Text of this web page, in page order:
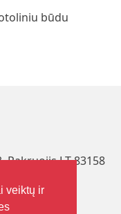
būdu
Pakruojis LT-83158
veiktų ir